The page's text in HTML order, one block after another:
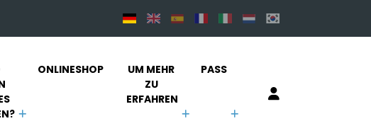
ONLINESHOP
UM MEHR
ZU
ERFAHREN
PASS